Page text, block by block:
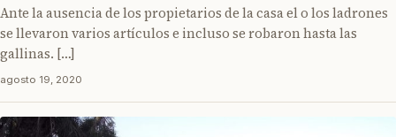
Ante la ausencia de los propietarios de la casa el o los ladrones
se llevaron varios artículos e incluso se robaron hasta las
gallinas. […]
agosto 19, 2020